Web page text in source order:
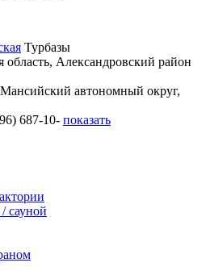
Турбазы
область, Александровский район
автономный округ,
687-10- показать
сауной